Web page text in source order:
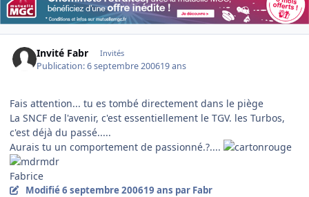
Invité Fabr Invités
Publication:6 septembre 200619 ans
Fais attention... tu es tombé directement dans le piège
La SNCF de l'avenir, c'est essentiellement le TGV. les Turbos,
c'est déjà du passé.....
Aurais tu un comportement de passionné.?....
Fabrice
Modifié6 septembre 200619 ans par Fabr